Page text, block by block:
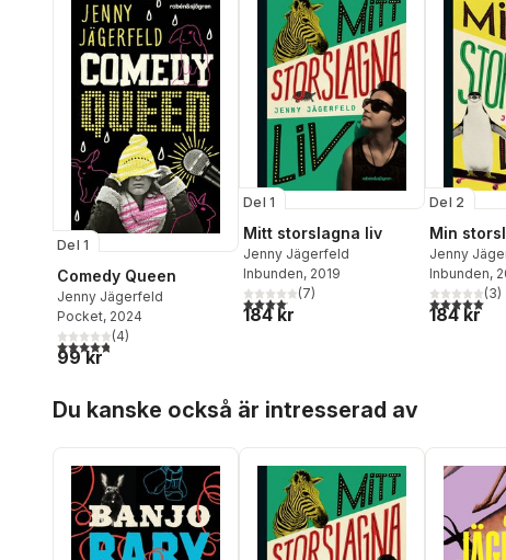
Del 1
Comedy Queen
Jenny Jägerfeld
Pocket, 2024
4,8utav 5 stjärnor. Totalt antal röster:
(4)
99 kr
Del 1
Mitt storslagna liv
Jenny Jägerfeld
Inbunden, 2019
4,1utav 5 stjärnor. Totalt antal röster:
(7)
184 kr
Del 2
Min
Jenny
Inbunden,
5,0utav 5(3)
184 kr
Du kanske också är intresserad av